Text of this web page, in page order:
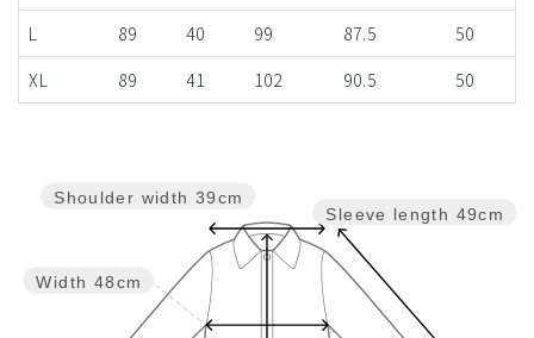
L
89 40 99 87.5
50
XL
89 41 102 90.5 50
Sleeve length 49cm
Width 48cm
Shoulder width 39cm